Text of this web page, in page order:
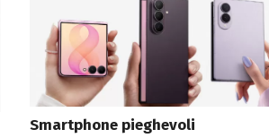
Smartphone pieghevoli